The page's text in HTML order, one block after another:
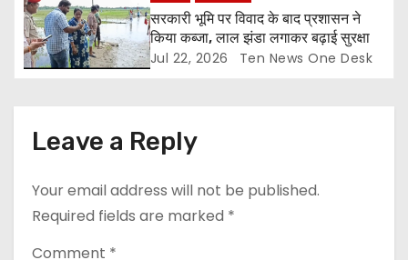
सरकारी भूमि पर विवाद के बाद प्रशासन ने
किया कब्जा, लाल झंडा लगाकर बढ़ाई सुरक्षा
Jul 22, 2026 Ten News One Desk
Leave a Reply
Your email address will not be published.
Required fields are marked *
Comment *